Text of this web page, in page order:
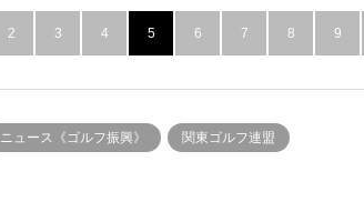
2 3 4 5 6 7 8 9
ニュース《ゴルフ振興》 関東ゴルフ連盟